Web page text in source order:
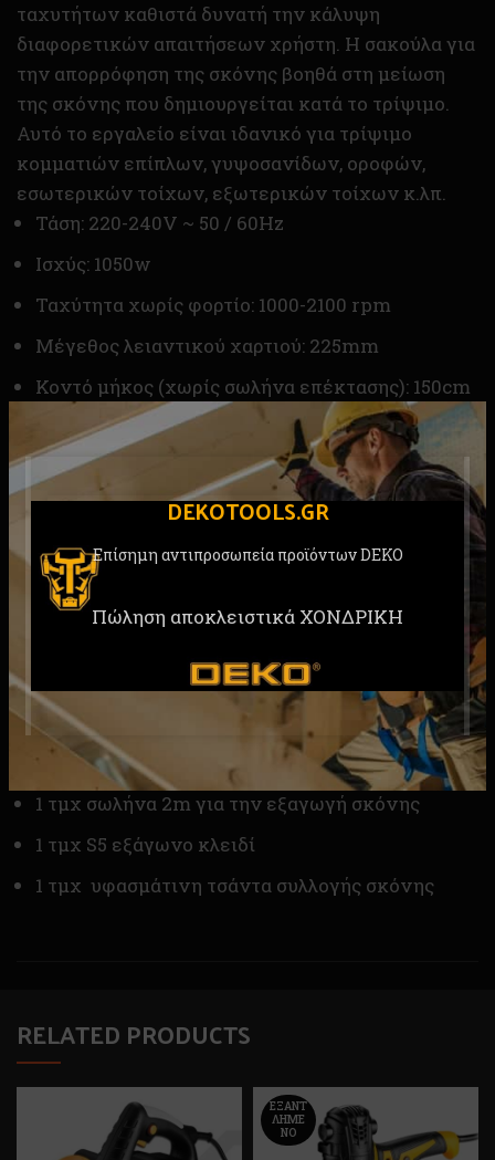
DEKOTOOLS.GR
Επίσημη αντιπροσωπεία προϊόντων DEKO
Πώληση αποκλειστικά ΧΟΝΔΡΙΚΗ
ταχυτήτων καθιστά δυνατή την κάλυψη
διαφορετικών απαιτήσεων χρήστη. Η σακούλα για
την απορρόφηση της σκόνης βοηθά στη μείωση
της σκόνης που δημιουργείται κατά το τρίψιμο.
Αυτό το εργαλείο είναι ιδανικό για τρίψιμο
κομματιών επίπλων, γυψοσανίδων, οροφών,
εσωτερικών τοίχων, εξωτερικών τοίχων κ.λπ.
Τάση: 220-240V ~ 50 / 60Hz
Iσχύς: 1050w
Ταχύτητα χωρίς φορτίο: 1000-2100 rpm
Μέγεθος λειαντικού χαρτιού: 225mm
Κοντό μήκος (χωρίς σωλήνα επέκτασης): 150cm
Μακρύ μήκος (με σωλήνα επέκτασης): 220cm
Κατηγορία μόνωσης: II
Βύσμα VDE με καλώδιο 4,5m
Με δίσκο λείανσης περιστροφής 360° και
αποσπώμενο κάλυμμα μαξιλαριού λείανσης,
εύκολο στο τρίψιμο των γωνιών του χώρου
Περιλαμβάνει:
1 τμχ προσαρμογέα σύνδεσης
1 τμχ σωλήνα 2m για την εξαγωγή σκόνης
1 τμχ S5 εξάγωνο κλειδί
1 τμχ υφασμάτινη τσάντα συλλογής σκόνης
RELATED PRODUCTS
ΕΞΑΝΤ
ΛΗΜΈ
ΝΟ